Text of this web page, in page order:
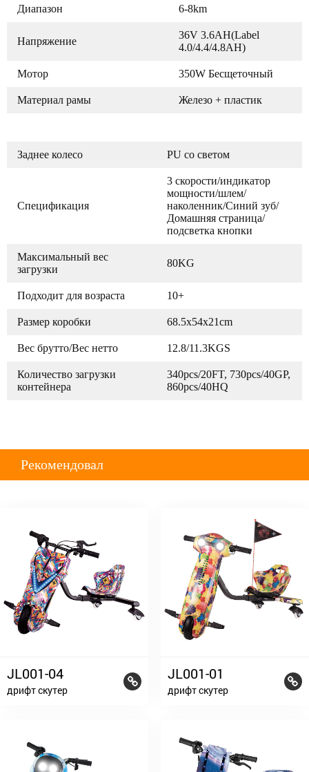
Диапазон 6-8km
Напряжение
36V 3.6AH(Label
4.0/4.4/4.8AH)
Мотор 350W Бесщеточный
Материал рамы Железо + пластик
Заднее колесо PU со светом
Спецификация
3 скорости/индикатор
мощности/шлем/
наколенник/Синий зуб/
Домашняя страница/
подсветка кнопки
Максимальный вес
загрузки
80KG
Подходит для возраста 10+
Размер коробки 68.5x54x21cm
Вес брутто/Вес нетто 12.8/11.3KGS
Количество загрузки
контейнера
340pcs/20FT, 730pcs/40GP,
860pcs/40HQ
Рекомендовал
JL001-04
дрифт скутер
JL001-01
дрифт скутер